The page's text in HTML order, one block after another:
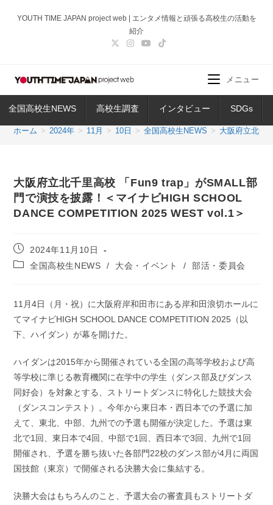
ス
ッ
YOUTH TIME JAPAN project web | エンタメ情報と頑張る高校生の活動を
紹介
全国高校生NEWS 高校生調査 インタビュー SDGs
メニュー
ホーム > 2024年 > 11月 > 10日 > 全国高校生NEWS > 大阪府立北千
大阪府立北千里高校 「Fun9 trap」がSMALL部
門で演技を披露！＜マイナビHIGH SCHOOL
DANCE COMPETITION 2025 WEST vol.1＞
投
稿
公
2024年11月10日
投
ゴ
リ
ー:
全国高校生NEWS / 大会・イベント / 部活・委員会
11月4日（月・祝）に大阪府岸和田市にある岸和田浪切ホールに
てマイナビHIGH SCHOOL DANCE COMPETITION 2025（以
下、ハイダン）が幕を開けた。
ハイダンは2015年から開催されている全国の⾼等学校および⾼
等学校に準じる教育機関に在学中の学⽣（ダンス部及びダンス
同好会）を対象とする、ストリートダンスに特化した競技大会
（ダンスコンテスト）。今年から東日本・西日本での予選に加
えて、東北、中部、九州での予選も開催が決定した。予選は東
北で1回、東日本で4回、中部で1回、西日本で3回、九州で1回
開催され、予選を勝ち抜いた各部門22校のダンス部が4月に両国
国技館（東京）で開催される決勝大会に集結する。
決勝大会はもちろんのこと、予選大会の審査員もストリートダ